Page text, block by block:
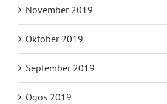
November 2019
Oktober 2019
September 2019
Ogos 2019